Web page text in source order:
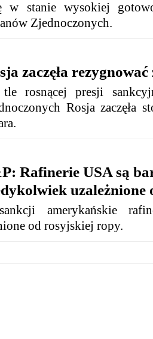
w stanie wysokiej
Zjednoczonych.
zaczęła
rosnącej presji
Rosja zaczęła
Rafinerie USA są
amerykańskie
od rosyjskiej ropy.